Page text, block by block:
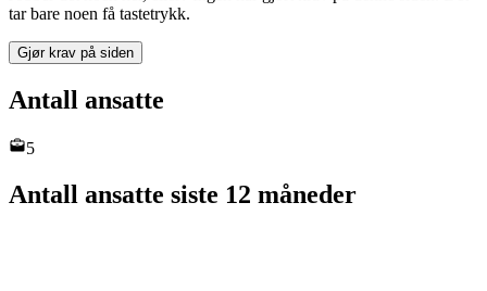
tar bare noen få tastetrykk.
Gjør krav på siden
Antall ansatte
5
Antall ansatte siste 12 måneder